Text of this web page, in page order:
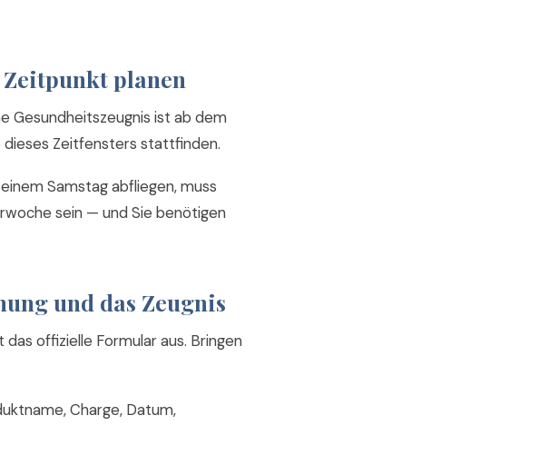
planen
Gesundheitszeugnis ist ab dem
dieses Zeitfensters stattfinden.
Samstag abfliegen, muss
sein — und Sie benötigen
und das Zeugnis
offizielle Formular aus. Bringen
Charge, Datum,